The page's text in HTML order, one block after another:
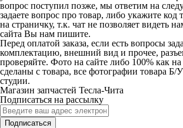
вопрос поступил позже, мы ответим на
задаете вопрос про товар, либо укажите код
на страничку, т.к. чат не позволяет видеть
сайта Вы нам пишите.
Перед оплатой заказа, если есть вопросы
комплектацию, внешний вид и прочее,
проверяйте. Фото на сайте либо 100% как
сделаны с товара, все фотографии товара Б/
студии.
Магазин запчастей Тесла-Чита
Подписаться на рассылку
Подписаться